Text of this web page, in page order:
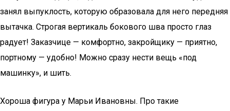
занял выпуклость, которую образовала для него передняя
вытачка. Строгая вертикаль бокового шва просто глаз
радует! Заказчице — комфортно, закройщику — приятно,
портному — удобно! Можно сразу нести вещь «под
машинку», и шить.
Хороша фигура у Марьи Ивановны. Про такие